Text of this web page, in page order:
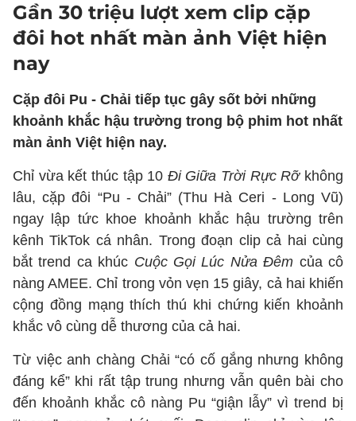
Gần 30 triệu lượt xem clip cặp
đôi hot nhất màn ảnh Việt hiện
nay
Cặp đôi Pu - Chải tiếp tục gây sốt bởi những
khoảnh khắc hậu trường trong bộ phim hot nhất
màn ảnh Việt hiện nay.
Chỉ vừa kết thúc tập 10 Đi Giữa Trời Rực Rỡkhông
lâu, cặp đôi “Pu - Chải” (Thu Hà Ceri - Long Vũ)
ngay lập tức khoe khoảnh khắc hậu trường trên
kênh TikTok cá nhân. Trong đoạn clip cả hai cùng
bắt trend ca khúc Cuộc Gọi Lúc Nửa Đêm của cô
nàng AMEE. Chỉ trong vỏn vẹn 15 giây, cả hai khiến
cộng đồng mạng thích thú khi chứng kiến khoảnh
khắc vô cùng dễ thương của cả hai.
Từ việc anh chàng Chải “có cố gắng nhưng không
đáng kể” khi rất tập trung nhưng vẫn quên bài cho
đến khoảnh khắc cô nàng Pu “giận lẫy” vì trend bị